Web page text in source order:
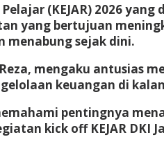
(KEJAR) 2026
yang bertujuan
menabung sejak dini.
mengaku antusias
keuangan di
pentingnya
kick off KEJAR DKI